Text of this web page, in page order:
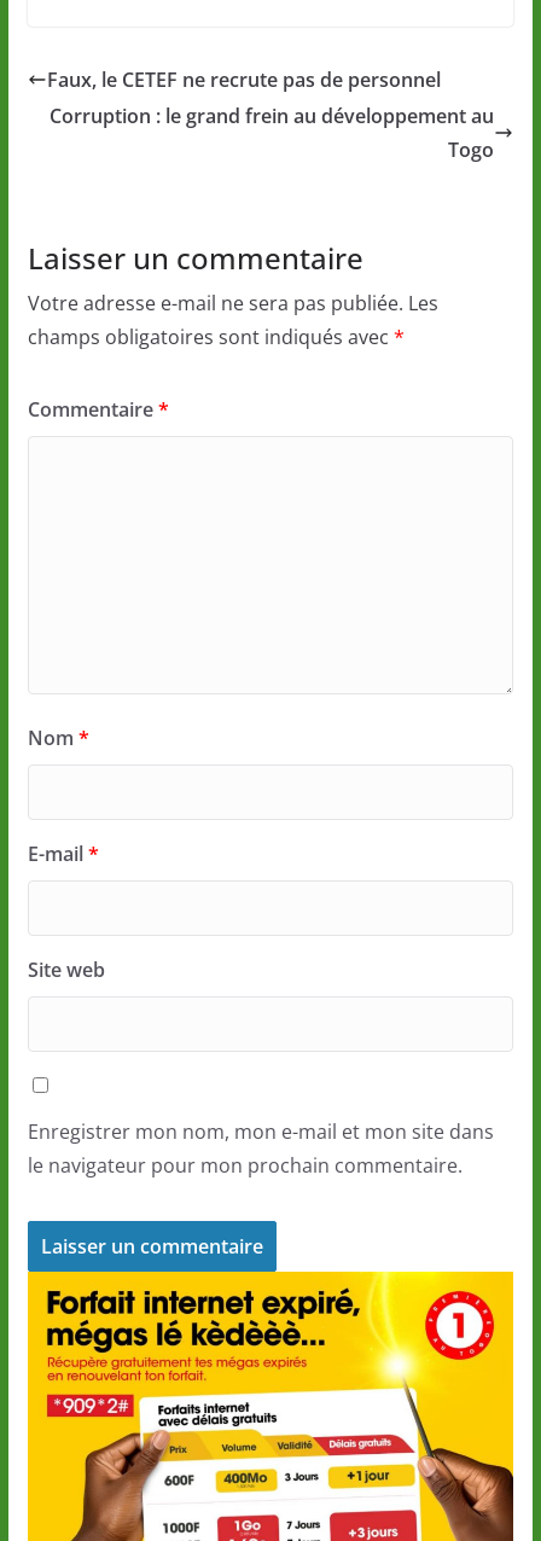
Faux, le CETEF ne recrute pas de personnel
Corruption : le grand frein au développement au
Togo
Laisser un commentaire
Votre adresse e-mail ne sera pas publiée. Les
champs obligatoires sont indiqués avec *
Commentaire*
Nom *
E-mail*
Site web
Enregistrer mon nom, mon e-mail et mon site dans
le navigateur pour mon prochain commentaire.